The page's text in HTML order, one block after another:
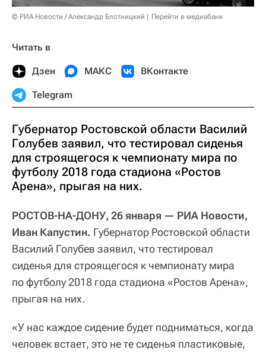
© РИА Новости / Александр Блотницкий Перейти в медиабанк
Читать в
Дзен МАКС ВКонтакте
Telegram
Губернатор Ростовской области Василий
Голубев заявил, что тестировал сиденья
для строящегося к чемпионату мира по
футболу 2018 года стадиона «Ростов
Арена», прыгая на них.
РОСТОВ-НА-ДОНУ, 26 января — РИА Новости,
Иван Капустин. Губернатор Ростовской области
Василий Голубев заявил, что тестировал
сиденья для строящегося к чемпионату мира
по футболу 2018 года стадиона «Ростов Арена»,
прыгая на них.
«У нас каждое сидение будет подниматься, когда
человек встает, это не те сиденья пластиковые,